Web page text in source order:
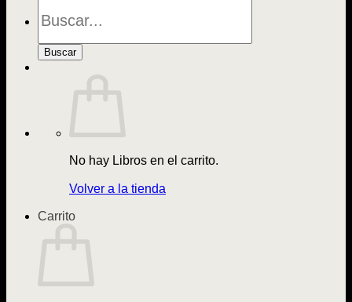
de
Buscar
No hay Libros en el carrito.
Volver a la tienda
Carrito